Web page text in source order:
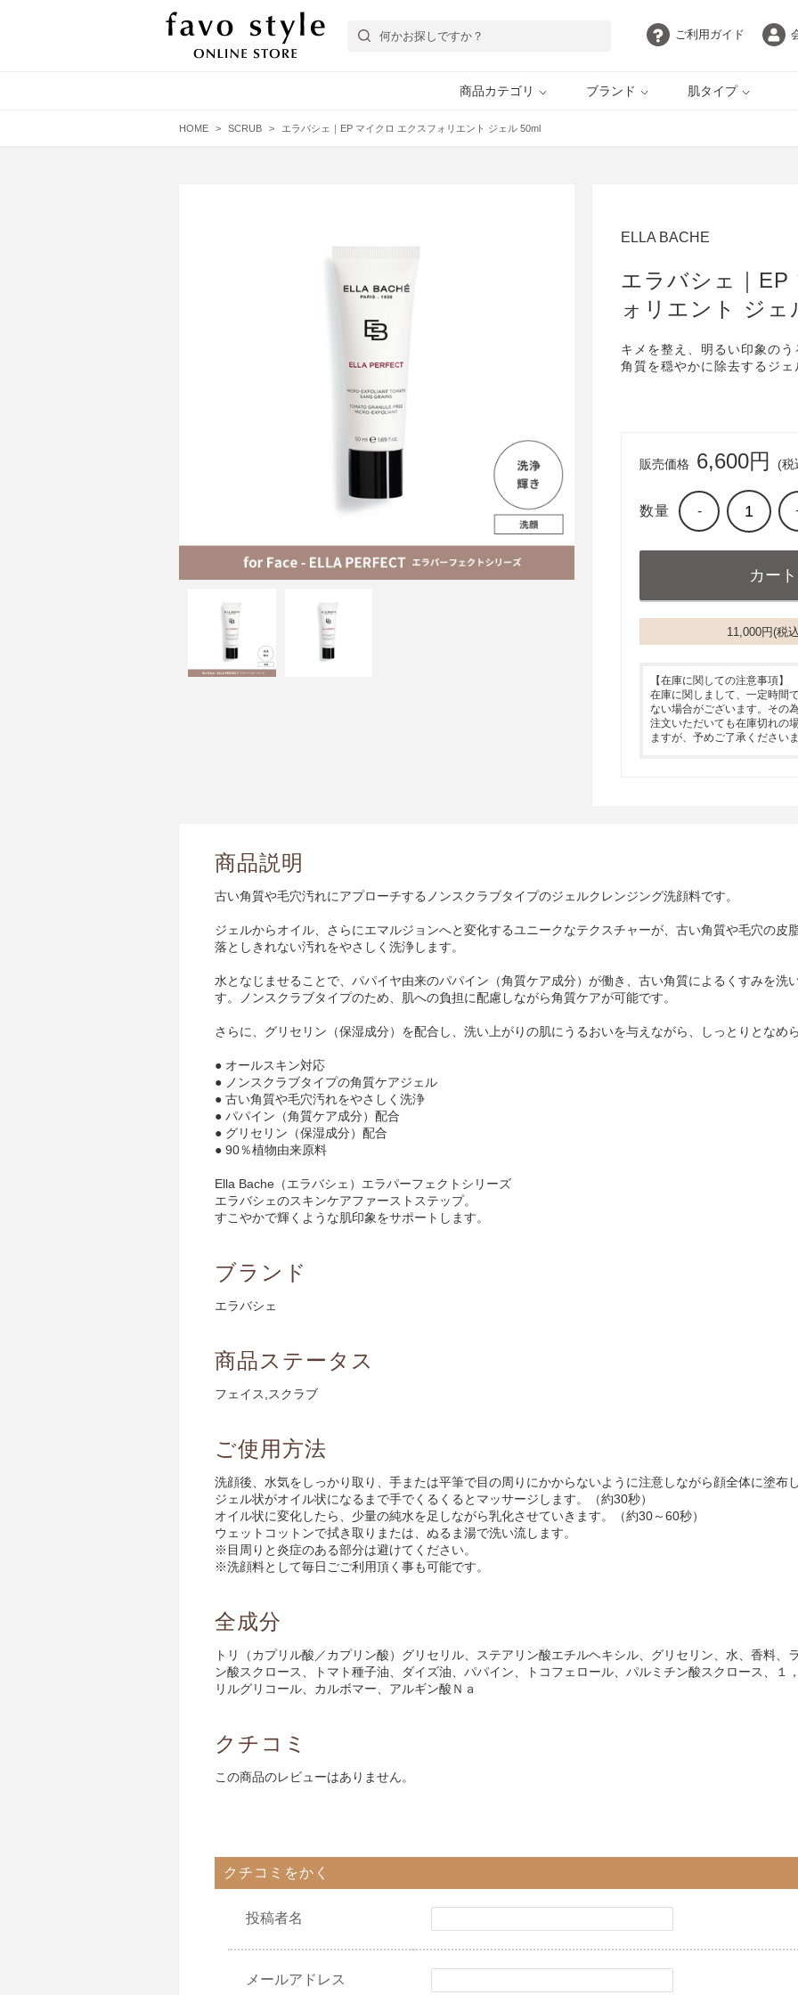
ご利用 ガイド
商品カテゴリ
目元・アイケア
ブランド
AROMATHERAPY
ASSOCIATES
肌タイプ
脂性肌
HOME SCRUB エラバシェ｜EP マイクロ エクスフォリエント ジェル 50ml
ELLA BACHE
エラバシェ｜
ォリエント ジェ
キメを整え、明るい印象の
角質を穏やかに除去するジ
販売価格 6,600円 (税
数量 -
11,000円(税
【在庫に関しての注意事項】
在庫に関しまして、一定時間
ない場合がございます。その
注文いただいても在庫切れの
ますが、予めご了承ください
商品説明
古い角質や毛穴汚れにアプローチするノンスクラブタイプのジェルクレンジング洗顔料です。
ジェルからオイル、さらにエマルジョンへと変化するユニークなテクスチャーが、古い角質や毛穴の皮
落としきれない汚れをやさしく洗浄します。
水となじませることで、パパイヤ由来のパパイン（角質ケア成分）が働き、古い角質によるくすみを洗
す。ノンスクラブタイプのため、肌への負担に配慮しながら角質ケアが可能です。
さらに、グリセリン（保湿成分）を配合し、洗い上がりの肌にうるおいを与えながら、しっとりとなめ
● オールスキン対応
● ノンスクラブタイプの角質ケアジェル
● 古い角質や毛穴汚れをやさしく洗浄
● パパイン（角質ケア成分）配合
● グリセリン（保湿成分）配合
● 90％植物由来原料
Ella Bache（エラバシェ）エラパーフェクトシリーズ
エラバシェのスキンケアファーストステップ。
すこやかで輝くような肌印象をサポートします。
ブランド
エラバシェ
商品ステータス
フェイス,スクラブ
ご使用方法
洗顔後、水気をしっかり取り、手または平筆で目の周りにかからないように注意しながら顔全体に塗布
ジェル状がオイル状になるまで手でくるくるとマッサージします。（約30秒）
オイル状に変化したら、少量の純水を足しながら乳化させていきます。（約30～60秒）
ウェットコットンで拭き取りまたは、ぬるま湯で洗い流します。
※目周りと炎症のある部分は避けてください。
※洗顔料として毎日ごご利用頂く事も可能です。
全成分
トリ（カプリル酸／カプリン酸）グリセリル、ステアリン酸エチルヘキシル、グリセリン、水、香料、
ン酸スクロース、トマト種子油、ダイズ油、パパイン、トコフェロール、パルミチン酸スクロース、１
リルグリコール、カルボマー、アルギン酸Ｎａ
クチコミ
この商品のレビューはありません。
クチコミをかく
投稿者名
メールアドレス